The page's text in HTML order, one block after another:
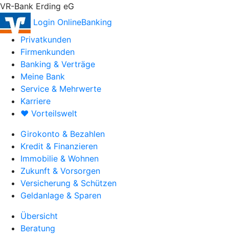
VR-Bank Erding eG
Login OnlineBanking
Privatkunden
Firmenkunden
Banking & Verträge
Meine Bank
Service & Mehrwerte
Karriere
♥ Vorteilswelt
Girokonto & Bezahlen
Kredit & Finanzieren
Immobilie & Wohnen
Zukunft & Vorsorgen
Versicherung & Schützen
Geldanlage & Sparen
Übersicht
Beratung